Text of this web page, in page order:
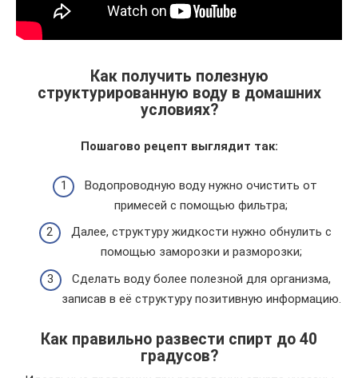
Как получить полезную
структурированную воду в домашних
условиях?
Пошагово рецепт выглядит так:
Водопроводную воду нужно очистить от
примесей с помощью фильтра;
Далее, структуру жидкости нужно обнулить с
помощью заморозки и разморозки;
Сделать воду более полезной для организма,
записав в её структуру позитивную информацию.
Как правильно развести спирт до 40
градусов?